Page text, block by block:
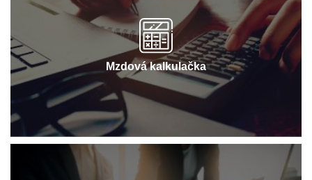
Mzdová kalkulačka